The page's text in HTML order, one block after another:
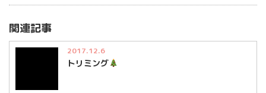
関連記事
2017.12.6
トリミング